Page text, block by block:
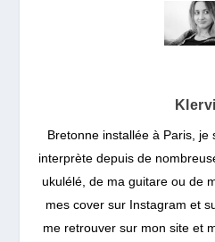
Bretonne installée à Paris, je
interprète depuis de
ukulélé, de ma guitare ou de
mes cover sur Instagram et
me retrouver sur mon site et